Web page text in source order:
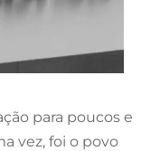
para poucos e
vez, foi o povo